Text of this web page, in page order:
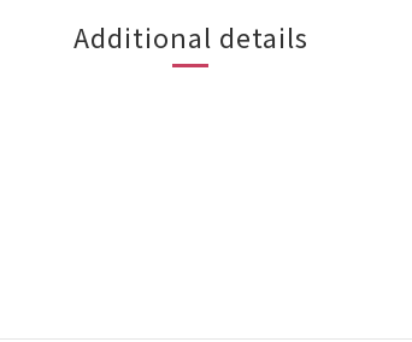
Additional details